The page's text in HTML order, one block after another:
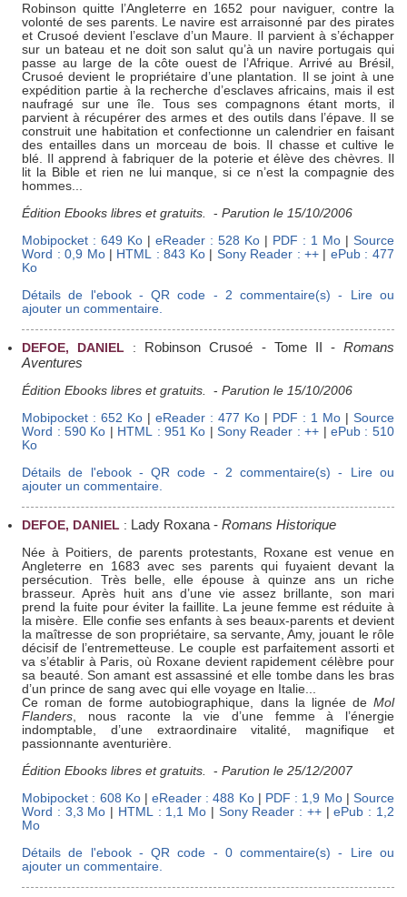
Robinson quitte l’Angleterre en 1652 pour naviguer, contre la
volonté de ses parents. Le navire est arraisonné par des pirates
et Crusoé devient l’esclave d’un Maure. Il parvient à s’échapper
sur un bateau et ne doit son salut qu’à un navire portugais qui
passe au large de la côte ouest de l’Afrique. Arrivé au Brésil,
Crusoé devient le propriétaire d’une plantation. Il se joint à une
expédition partie à la recherche d’esclaves africains, mais il est
naufragé sur une île. Tous ses compagnons étant morts, il
parvient à récupérer des armes et des outils dans l’épave. Il se
construit une habitation et confectionne un calendrier en faisant
des entailles dans un morceau de bois. Il chasse et cultive le
blé. Il apprend à fabriquer de la poterie et élève des chèvres. Il
lit la Bible et rien ne lui manque, si ce n’est la compagnie des
hommes...
Édition Ebooks libres et gratuits.
-Parution le 15/10/2006
Mobipocket : 649 Ko |eReader : 528 Ko PDF : 1 Mo| Source
Word : 0,9 Mo| HTML : 843 Ko| Sony Reader : ++
ePub : 477
Ko
Détails de l'ebook - QR code - 2 commentaire(s) - Lire ou
ajouter un commentaire.
DEFOE, DANIEL : Robinson Crusoé - Tome II - Romans
Aventures
Édition Ebooks libres et gratuits. -Parution le 15/10/2006
Mobipocket : 652 Ko |eReader : 477 Ko PDF : 1 Mo| Source
Word : 590 Ko
HTML : 951 Ko |Sony Reader : ++ |ePub : 510
Ko
Détails de l'ebook - QR code - 2 commentaire(s) - Lire ou
ajouter un commentaire.
DEFOE, DANIEL : Lady Roxana -Romans Historique
Née à Poitiers, de parents protestants, Roxane est venue en
Angleterre en 1683 avec ses parents qui fuyaient devant la
persécution. Très belle, elle épouse à quinze ans un riche
brasseur. Après huit ans d’une vie assez brillante, son mari
prend la fuite pour éviter la faillite. La jeune femme est réduite à
la misère. Elle confie ses enfants à ses beaux-parents et devient
la maîtresse de son propriétaire, sa servante, Amy, jouant le rôle
décisif de l’entremetteuse. Le couple est parfaitement assorti et
va s’établir à Paris, où Roxane devient rapidement célèbre pour
sa beauté. Son amant est assassiné et elle tombe dans les bras
d’un prince de sang avec qui elle voyage en Italie...
Ce roman de forme autobiographique, dans la lignée de Mol
Flanders , nous raconte la vie d’une femme à l’énergie
indomptable, d’une extraordinaire vitalité, magnifique et
passionnante aventurière.
Édition Ebooks libres et gratuits.
-Parution le 25/12/2007
Mobipocket : 608 Ko|eReader : 488 Ko| PDF : 1,9 Mo| Source
Word : 3,3 Mo
HTML : 1,1 Mo Sony Reader : ++|ePub : 1,2
Mo
Détails de l'ebook - QR code - 0 commentaire(s) - Lire ou
ajouter un commentaire.